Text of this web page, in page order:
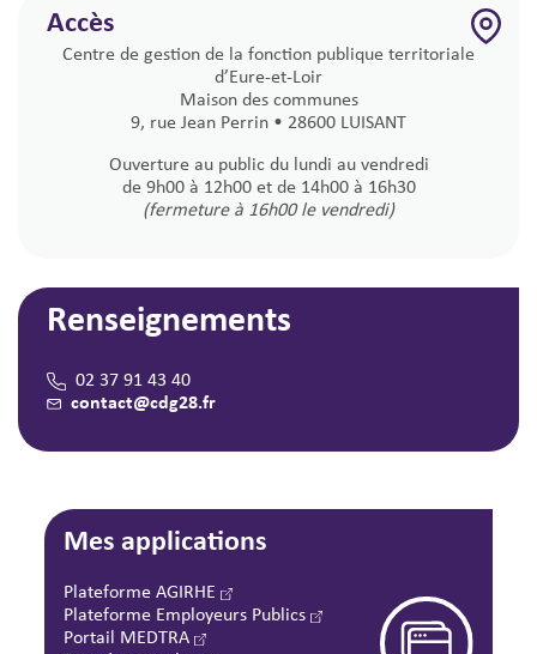
Accès
Centre de gestion de la fonction publique territoriale
d’Eure-et-Loir
Maison des communes
9, rue Jean Perrin • 28600 LUISANT
Ouverture au public du lundi au vendredi
de 9h00 à 12h00 et de 14h00 à 16h30
(fermeture à 16h00 le vendredi)
Renseignements
02 37 91 43 40
contact@cdg28.fr
Mes applications
Plateforme AGIRHE
Plateforme Employeurs Publics
Portail MEDTRA